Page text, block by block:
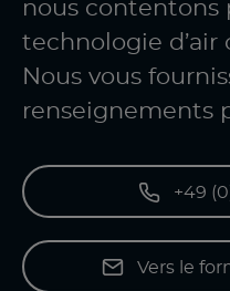
nous contentons
technologie d’air
Nous vous
renseignements
+49
Vers le